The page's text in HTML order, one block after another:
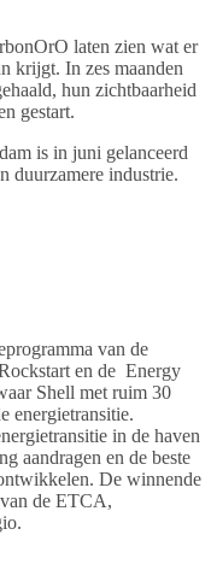
laten zien wat er
krijgt. In zes maanden
hun zichtbaarheid
gestart.
is in juni gelanceerd
duurzamere industrie.
van de
en de Energy
Shell met ruim 30
energietransitie.
in de haven
aandragen en de beste
De winnende
de ETCA,